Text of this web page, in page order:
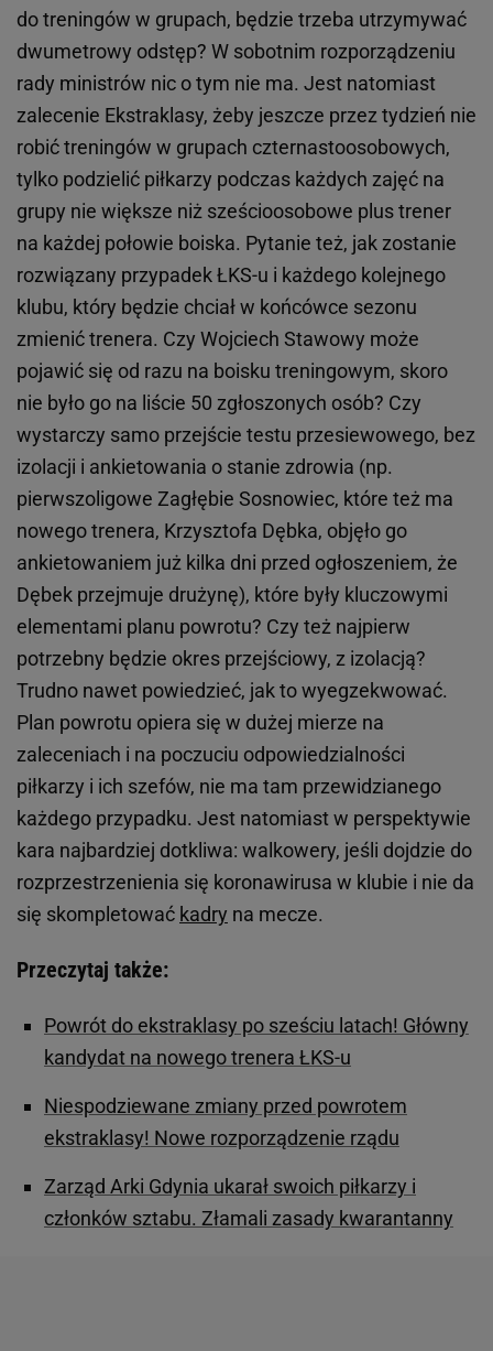
do treningów w grupach, będzie trzeba utrzymywać
dwumetrowy odstęp? W sobotnim rozporządzeniu
rady ministrów nic o tym nie ma. Jest natomiast
zalecenie Ekstraklasy, żeby jeszcze przez tydzień nie
robić treningów w grupach czternastoosobowych,
tylko podzielić piłkarzy podczas każdych zajęć na
grupy nie większe niż sześcioosobowe plus trener
na każdej połowie boiska. Pytanie też, jak zostanie
rozwiązany przypadek ŁKS-u i każdego kolejnego
klubu, który będzie chciał w końcówce sezonu
zmienić trenera. Czy Wojciech Stawowy może
pojawić się od razu na boisku treningowym, skoro
nie było go na liście 50 zgłoszonych osób? Czy
wystarczy samo przejście testu przesiewowego, bez
izolacji i ankietowania o stanie zdrowia (np.
pierwszoligowe Zagłębie Sosnowiec, które też ma
nowego trenera, Krzysztofa Dębka, objęło go
ankietowaniem już kilka dni przed ogłoszeniem, że
Dębek przejmuje drużynę), które były kluczowymi
elementami planu powrotu? Czy też najpierw
potrzebny będzie okres przejściowy, z izolacją?
Trudno nawet powiedzieć, jak to wyegzekwować.
Plan powrotu opiera się w dużej mierze na
zaleceniach i na poczuciu odpowiedzialności
piłkarzy i ich szefów, nie ma tam przewidzianego
każdego przypadku. Jest natomiast w perspektywie
kara najbardziej dotkliwa: walkowery, jeśli dojdzie do
rozprzestrzenienia się koronawirusa w klubie i nie da
się skompletować kadry na mecze.
Przeczytaj także:
Powrót do ekstraklasy po sześciu latach! Główny
kandydat na nowego trenera ŁKS-u
Niespodziewane zmiany przed powrotem
ekstraklasy! Nowe rozporządzenie rządu
Zarząd Arki Gdynia ukarał swoich piłkarzy i
członków sztabu. Złamali zasady kwarantanny